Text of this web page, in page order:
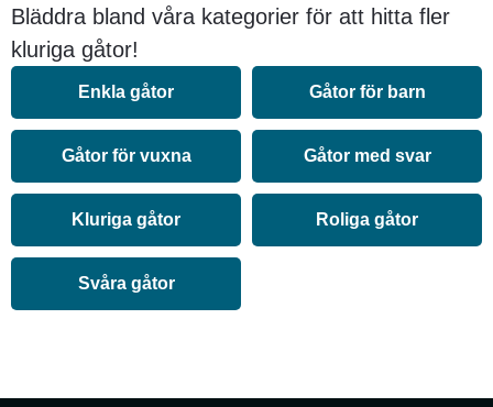
Bläddra bland våra kategorier för att hitta fler
kluriga gåtor!
Enkla gåtor Gåtor för barn
Gåtor för vuxna Gåtor med svar
Kluriga gåtor Roliga gåtor
Svåra gåtor